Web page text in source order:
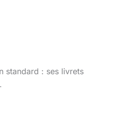
standard : ses livrets